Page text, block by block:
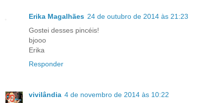
Erika Magalhães 24 de outubro de 2014 às 21:23
Gostei desses pincéis!
bjooo
Erika
Responder
vivilândia 4 de novembro de 2014 às 10:22